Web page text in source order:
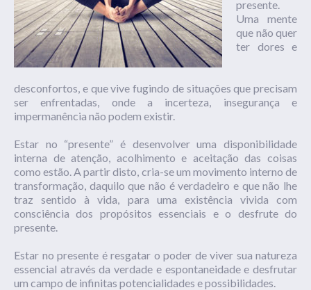
presente.
Uma mente
que não quer
ter dores e
desconfortos, e que vive fugindo de situações que precisam
ser enfrentadas, onde a incerteza, insegurança e
impermanência não podem existir.
Estar no “presente” é desenvolver uma disponibilidade
interna de atenção, acolhimento e aceitação das coisas
como estão. A partir disto, cria-se um movimento interno de
transformação, daquilo que não é verdadeiro e que não lhe
traz sentido à vida, para uma existência vivida com
consciência dos propósitos essenciais e o desfrute do
presente.
Estar no presente é resgatar o poder de viver sua natureza
essencial através da verdade e espontaneidade e desfrutar
um campo de infinitas potencialidades e possibilidades.